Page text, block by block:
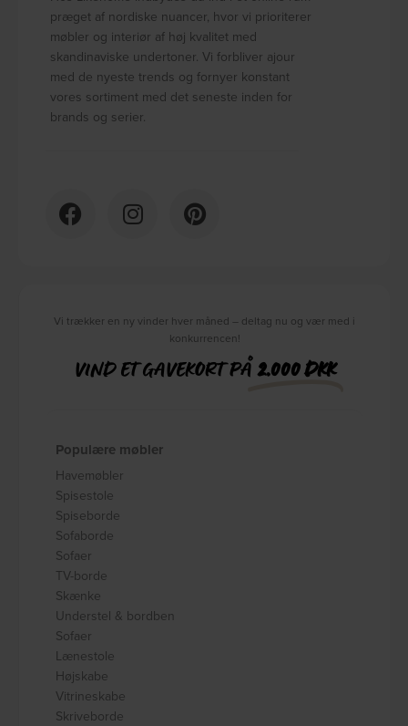
præget af nordiske nuancer, hvor vi prioriterer
møbler og interiør af høj kvalitet med
skandinaviske undertoner. Vi forbliver ajour
med de nyeste trends og fornyer konstant
vores sortiment med det seneste inden for
brands og serier.
Vi trækker en ny vinder hver måned – deltag nu og vær med i
konkurrencen!
VIND ET GAVEKORT PÅ2.000 DKK
Populære møbler
Havemøbler
Spisestole
Spiseborde
Sofaborde
Sofaer
TV-borde
Skænke
Understel & bordben
Sofaer
Lænestole
Højskabe
Vitrineskabe
Skriveborde